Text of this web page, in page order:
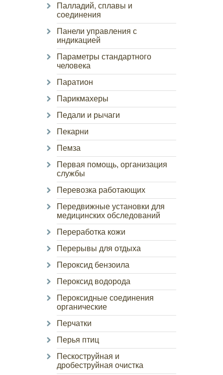
Палладий, сплавы и
соединения
Панели управления с
индикацией
Параметры стандартного
человека
Паратион
Парикмахеры
Педали и рычаги
Пекарни
Пемза
Первая помощь, организация
службы
Перевозка работающих
Передвижные установки для
медицинских обследований
Переработка кожи
Перерывы для отдыха
Пероксид бензоила
Пероксид водорода
Пероксидные соединения
органические
Перчатки
Перья птиц
Пескоструйная и
дробеструйная очистка